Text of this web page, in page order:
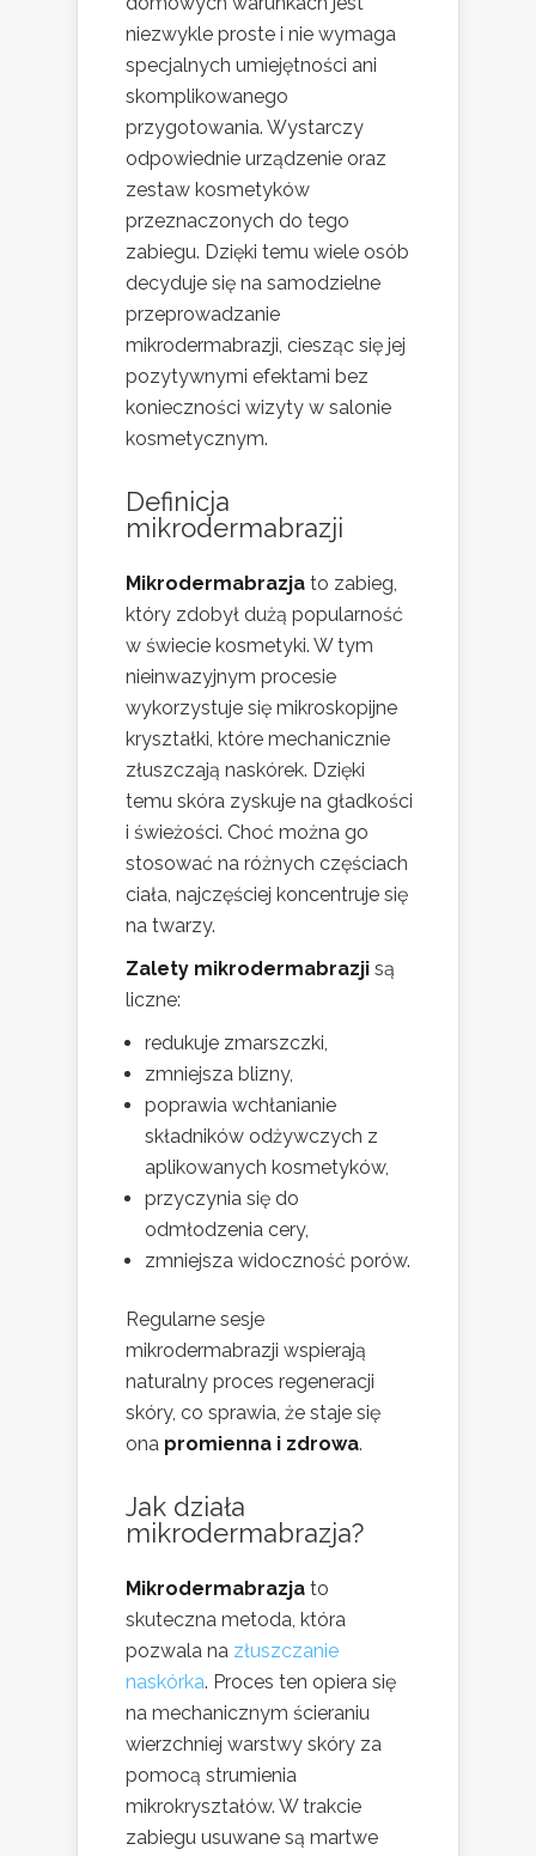
niezwykle proste i nie wymaga
specjalnych umiejętności ani
skomplikowanego
przygotowania. Wystarczy
odpowiednie urządzenie oraz
zestaw kosmetyków
przeznaczonych do tego
zabiegu. Dzięki temu wiele osób
decyduje się na samodzielne
przeprowadzanie
mikrodermabrazji, ciesząc się jej
pozytywnymi efektami bez
konieczności wizyty w salonie
kosmetycznym.
Definicja
mikrodermabrazji
Mikrodermabrazja to zabieg,
który zdobył dużą popularność
w świecie kosmetyki. W tym
nieinwazyjnym procesie
wykorzystuje się mikroskopijne
kryształki, które mechanicznie
złuszczają naskórek. Dzięki
temu skóra zyskuje na gładkości
i świeżości. Choć można go
stosować na różnych częściach
ciała, najczęściej koncentruje się
na twarzy.
Zalety mikrodermabrazji są
liczne:
redukuje zmarszczki,
zmniejsza blizny,
poprawia wchłanianie
składników odżywczych z
aplikowanych kosmetyków,
przyczynia się do
odmłodzenia cery,
zmniejsza widoczność porów.
Regularne sesje
mikrodermabrazji wspierają
naturalny proces regeneracji
skóry, co sprawia, że staje się
ona promienna i zdrowa.
Jak działa
mikrodermabrazja?
Mikrodermabrazja to
skuteczna metoda, która
pozwala na złuszczanie
naskórka. Proces ten opiera się
na mechanicznym ścieraniu
wierzchniej warstwy skóry za
pomocą strumienia
mikrokryształów. W trakcie
zabiegu usuwane są martwe